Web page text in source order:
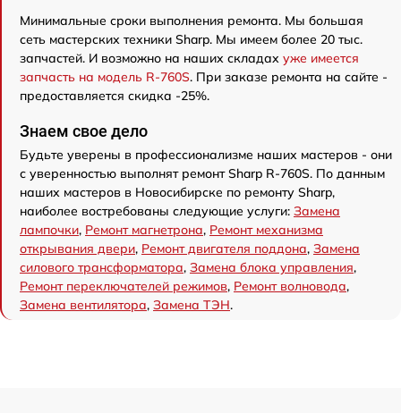
Минимальные сроки выполнения ремонта. Мы большая
сеть мастерских техники Sharp. Мы имеем более 20 тыс.
запчастей. И возможно на наших складах уже имеется
запчасть на модель R-760S. При заказе ремонта на сайте -
предоставляется скидка -25%.
Знаем свое дело
Будьте уверены в профессионализме наших мастеров - они
с уверенностью выполнят ремонт Sharp R-760S. По данным
наших мастеров в Новосибирске по ремонту Sharp,
наиболее востребованы следующие услуги: Замена
лампочки, Ремонт магнетрона, Ремонт механизма
открывания двери, Ремонт двигателя поддона, Замена
силового трансформатора, Замена блока управления,
Ремонт переключателей режимов, Ремонт волновода,
Замена вентилятора, Замена ТЭН.